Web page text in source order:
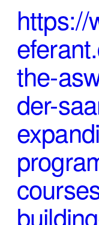
https://
the-
der-